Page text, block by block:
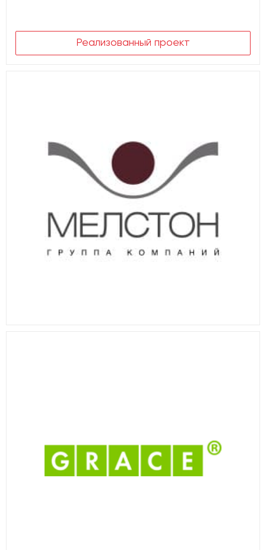
Реализованный проект